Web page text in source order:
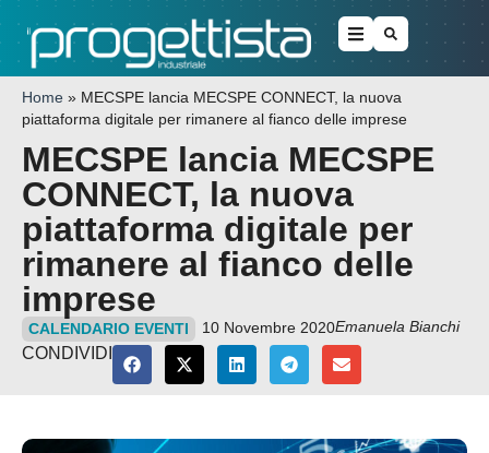
Home » MECSPE lancia MECSPE CONNECT, la nuova
piattaforma digitale per rimanere al fianco delle imprese
MECSPE lancia MECSPE
CONNECT, la nuova
piattaforma digitale per
rimanere al fianco delle
imprese
CALENDARIO EVENTI 10 Novembre 2020Emanuela Bianchi
CONDIVIDI